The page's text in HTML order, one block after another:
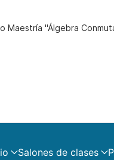
Maestría "Álgebra
Salones de clases